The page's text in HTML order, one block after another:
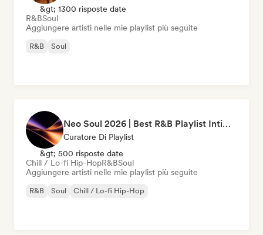
&gt; 1300 risposte date
R&BSoul
Aggiungere artisti nelle mie playlist più seguite
R&B Soul
Neo Soul 2026 | Best R&B Playlist Intimate & Sexy
Curatore Di Playlist
&gt; 500 risposte date
Chill / Lo-fi Hip-HopR&BSoul
Aggiungere artisti nelle mie playlist più seguite
R&B Soul Chill / Lo-fi Hip-Hop